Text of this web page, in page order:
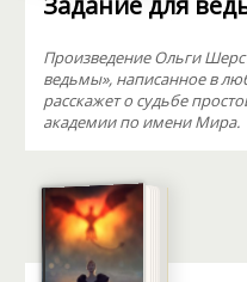
Произведение Ольги
ведьмы», написанное в
расскажет о судьбе
академии по имени Мира.